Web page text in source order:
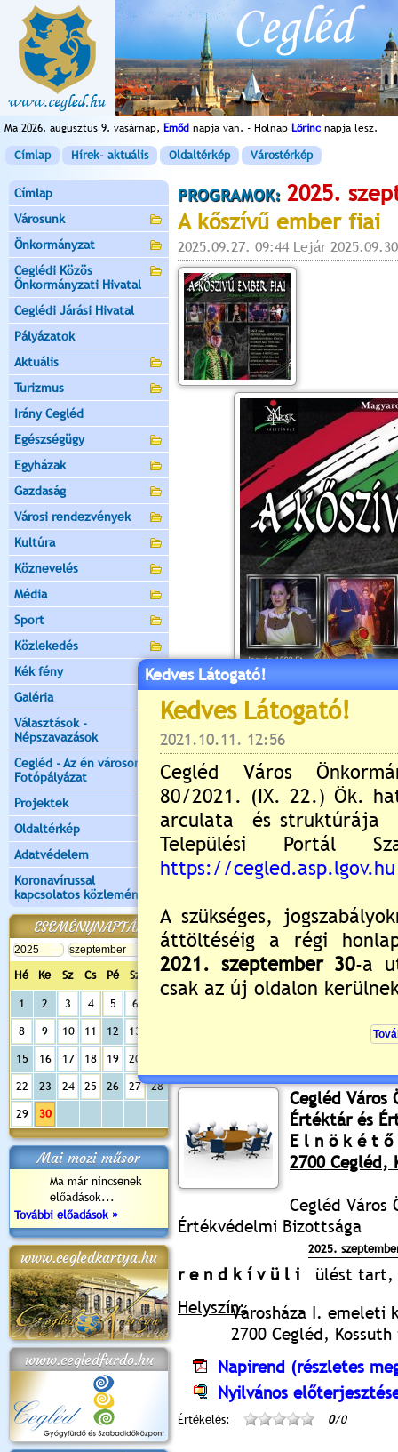
Ma 2026. augusztus 9. vasárnap, Emőd napja van. - Holnap Lörinc napja lesz.
Címlap Hírek- aktuális Oldaltérkép Várostérkép
Címlap
Városunk
Önkormányzat
Ceglédi Közös
Önkormányzati Hivatal
Ceglédi Járási Hivatal
Pályázatok
Aktuális
Turizmus
Irány Cegléd
Egészségügy
Egyházak
Gazdaság
Városi rendezvények
Kultúra
Köznevelés
Média
Sport
Közlekedés
Kék fény
Galéria
Választások -
Népszavazások
Cegléd - Az én városom -
Fotópályázat
Projektek
Oldaltérkép
Adatvédelem
Koronavírussal
kapcsolatos közlemények
ESEMÉNYNAPTÁR
Hé Ke Sz Cs Pé Sz Va
1 2 3 4 5 6
8 9 10 11 12 13
15 16 17 18 19 20
22 23 24 25 26 27 28
29 30
Mai mozi műsor
Ma már nincsenek
előadások...
További előadások »
www.cegledkartya.hu
www.cegledfurdo.hu
PROGRAMOK: 2025.
A kőszívű ember fiai
2025.09.27. 09:44 Lejár
Értékelés: 5/1
Meghívó bizottsági
Cegléd Város
Értéktár és
E l n ö k é t ő
2700 Cegléd,
Cegléd Város
Értékvédelmi Bizottsága
2025.
r e n d k í v ü l i
ülést tart,
Helyszín:Városháza I. emeleti
2700 Cegléd,
Napirend (részletes
Nyilvános
Értékelés: 0/0
Kedves Látogató!